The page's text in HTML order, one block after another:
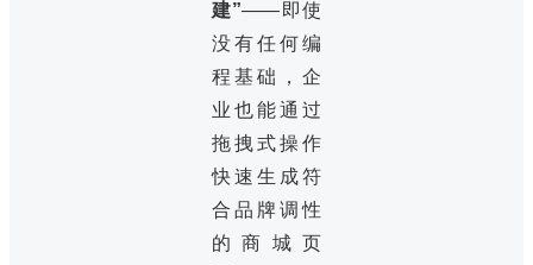
建”——即使
没有任何编
程基础，企
业也能通过
拖拽式操作
快速生成符
合品牌调性
的商城页